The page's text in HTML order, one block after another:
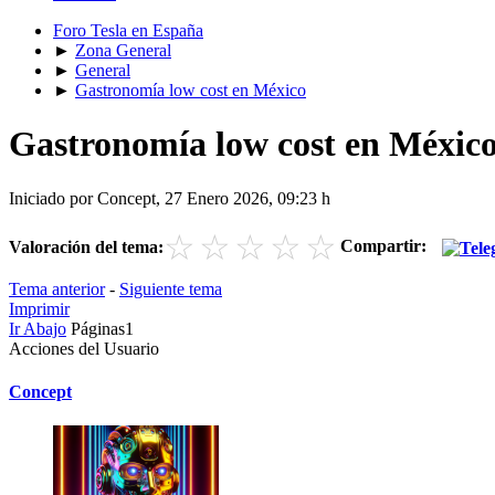
Foro Tesla en España
► Zona General
► General
► Gastronomía low cost en México
Gastronomía low cost en
Iniciado por Concept, 27 Enero 2026, 09:23 h
Valoración del tema: ☆ ☆ ☆ ☆ ☆ Compartir:
Tema anterior- Siguiente tema
Imprimir
Ir Abajo Páginas1
Acciones del Usuario
Concept